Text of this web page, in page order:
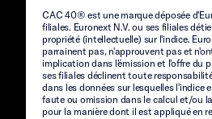
CAC 40® est une marque déposée
filiales. Euronext N.V. ou ses filiales
propriété (intellectuelle) sur l'indice.
parrainent pas, n'approuvent pas et
implication dans l'émission et l'offre du
ses filiales déclinent toute
dans les données sur lesquelles l'indice
faute ou omission dans le calcul et/ou
pour la manière dont il est appliqué en